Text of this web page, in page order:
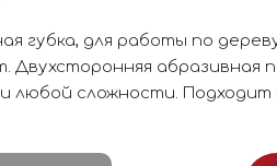
губка, для работы по
Двухсторонняя абразивная
любой сложности. Подходит